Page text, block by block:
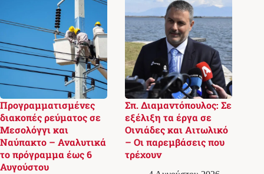
Προγραμματισμένες
διακοπές ρεύματος σε
Μεσολόγγι και
Ναύπακτο – Αναλυτικά
το πρόγραμμα έως 6
Αυγούστου
Σπ. Διαμαντόπουλος: Σε
εξέλιξη τα έργα σε
Οινιάδες και Αιτωλικό
– Οι παρεμβάσεις που
τρέχουν